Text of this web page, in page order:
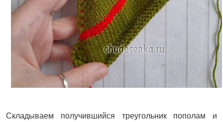
Складываем получившийся треугольник пополам и